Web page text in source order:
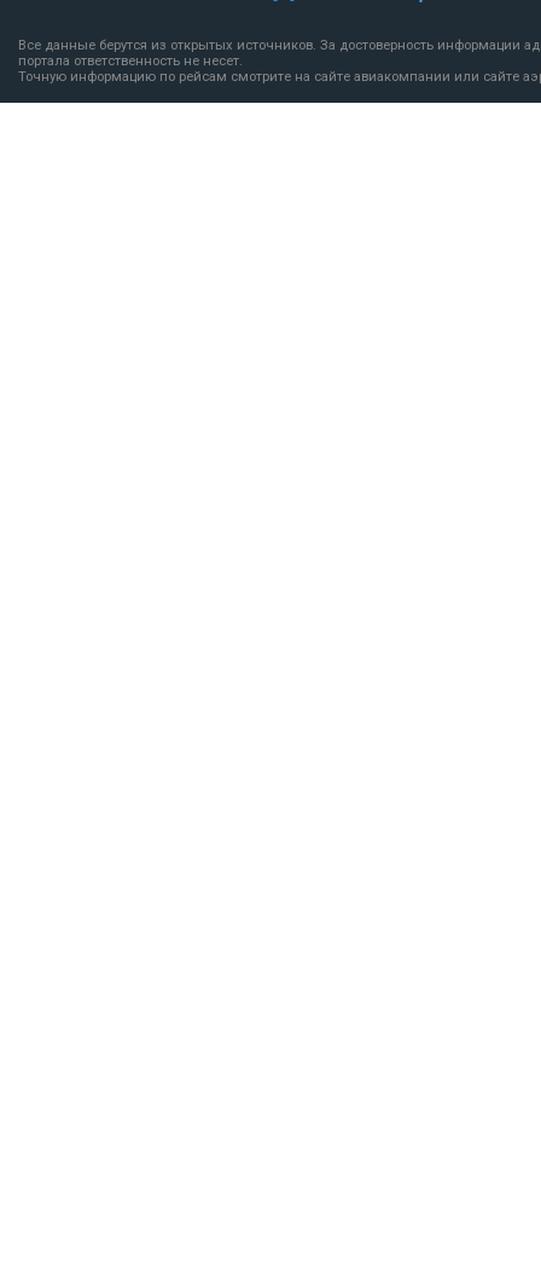
Все данные берутся из открытых источников. За достоверность информации
портала ответственность не несет.
Точную информацию по рейсам смотрите на сайте авиакомпании или сайте